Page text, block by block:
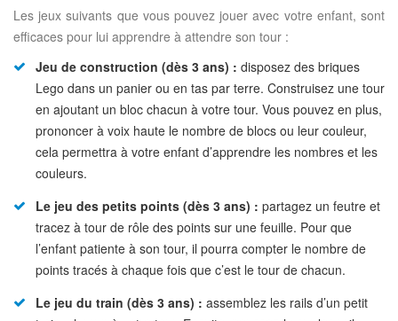
Les jeux suivants que vous pouvez jouer avec votre enfant, sont
efficaces pour lui apprendre à attendre son tour :
Jeu de construction (dès 3 ans) : disposez des briques
Lego dans un panier ou en tas par terre. Construisez une tour
en ajoutant un bloc chacun à votre tour. Vous pouvez en plus,
prononcer à voix haute le nombre de blocs ou leur couleur,
cela permettra à votre enfant d’apprendre les nombres et les
couleurs.
Le jeu des petits points (dès 3 ans) : partagez un feutre et
tracez à tour de rôle des points sur une feuille. Pour que
l’enfant patiente à son tour, il pourra compter le nombre de
points tracés à chaque fois que c’est le tour de chacun.
Le jeu du train (dès 3 ans) : assemblez les rails d’un petit